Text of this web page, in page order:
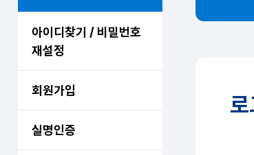
아이디찾기 / 비밀번호
재설정
회원가입
실명인증
로